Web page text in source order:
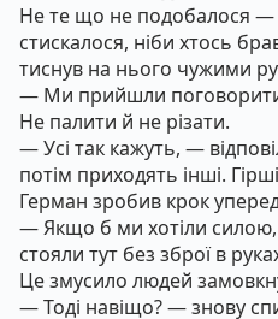
Не те що не подобалося —
стискалося, ніби хтось
тиснув на нього чужими
— Ми прийшли
Не палити й не різати.
— Усі так кажуть, —
потім приходять інші.
Герман зробив крок
— Якщо б ми хотіли
стояли тут без зброї в
Це змусило людей
— Тоді навіщо? — знову